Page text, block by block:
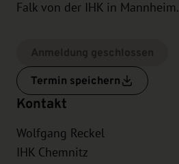
Falk von der IHK in Mannheim.
Termin speichern
Kontakt
Wolfgang Reckel
IHK Chemnitz